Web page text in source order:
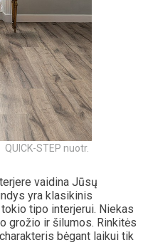
QUICK-STEP nuotr.
vaidina Jūsų
yra klasikinis
tipo interjerui. Niekas
grožio ir šilumos. Rinkitės
bėgant laikui tik